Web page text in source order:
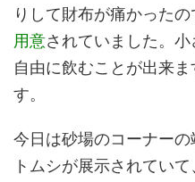
りして財布が痛かったの
用意されていました。
自由に飲むことが出来
す。
今日は砂場のコーナー
トムシが展示されてい